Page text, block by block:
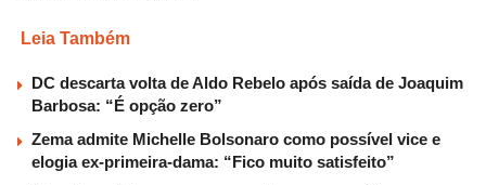
Leia Também
DC descarta volta de Aldo Rebelo após saída de Joaquim
Barbosa: “É opção zero”
Zema admite Michelle Bolsonaro como possível vice e
elogia ex-primeira-dama: “Fico muito satisfeito”